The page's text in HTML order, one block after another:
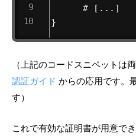
      # [...]
}
（上記のコードスニペットは
認証ガイド からの応用です。
す）
これで有効な証明書が用意で